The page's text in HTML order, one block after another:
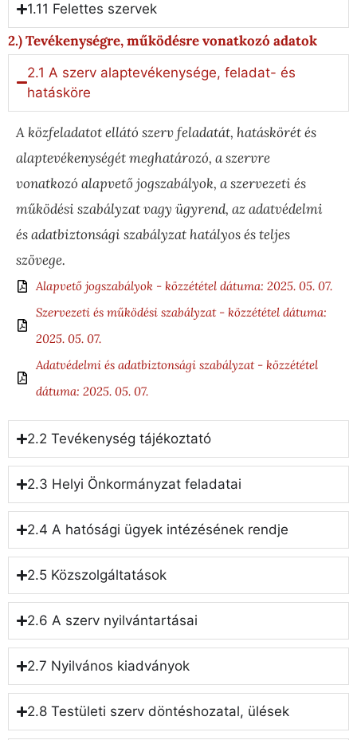
1.11 Felettes szervek
2.) Tevékenységre, működésre vonatkozó adatok
2.1 A szerv alaptevékenysége, feladat- és
hatásköre
A közfeladatot ellátó szerv feladatát, hatáskörét és
alaptevékenységét meghatározó, a szervre
vonatkozó alapvető jogszabályok, a szervezeti és
működési szabályzat vagy ügyrend, az adatvédelmi
és adatbiztonsági szabályzat hatályos és teljes
szövege.
Alapvető jogszabályok - közzététel dátuma: 2025. 05. 07.
Szervezeti és működési szabályzat - közzététel dátuma:
2025. 05. 07.
Adatvédelmi és adatbiztonsági szabályzat - közzététel
dátuma: 2025. 05. 07.
2.2 Tevékenység tájékoztató
2.3 Helyi Önkormányzat feladatai
2.4 A hatósági ügyek intézésének rendje
2.5 Közszolgáltatások
2.6 A szerv nyilvántartásai
2.7 Nyilvános kiadványok
2.8 Testületi szerv döntéshozatal, ülések